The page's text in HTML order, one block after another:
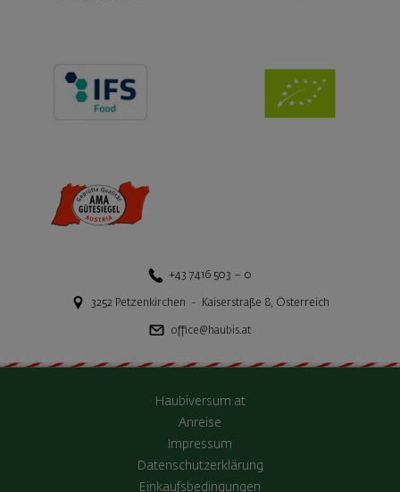
+43 7416 503 – 0
3252 Petzenkirchen - Kaiserstraße 8, Österreich
office@haubis.at
Haubiversum.at
Anreise
Impressum
Datenschutzerklärung
Einkaufsbedingungen